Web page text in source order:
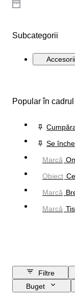
Subcategorii
Popular în
Se
Marcă
Obiect
Marcă
Marcă
Filtre
Buget